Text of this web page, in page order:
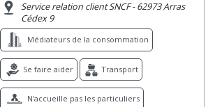
Service relation client SNCF - 62973 Arras
Cédex 9
Médiateurs de la consommation
Se faire aider Transport
N'accueille pas les particuliers